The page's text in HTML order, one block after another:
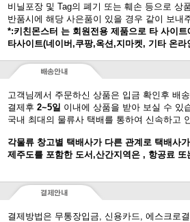
비닐포장 및 Tag의 폐기 또는 훼손 등으로 상
반품시에 해당 사은품이 있을 경우 같이 보내
*:키친몬스터 는 회원전용 제품으로 타 사이
타사이트(네이버,쿠팡,옥션,지마켓, 기타 온
고객님께서 주문하신 상품은 입금 확인후 배
결제후 2~5일 이내에 상품을 받아 보실 수 있
국내 최대의 물류사 택배를 통하여 신속하고
각물류 창고별 택배사가 다른 관계로 택배사
제주도를 포함한 도서,산간지역은 , 항공료 또
결제방법은 무통장입금, 신용카드, 에스크로